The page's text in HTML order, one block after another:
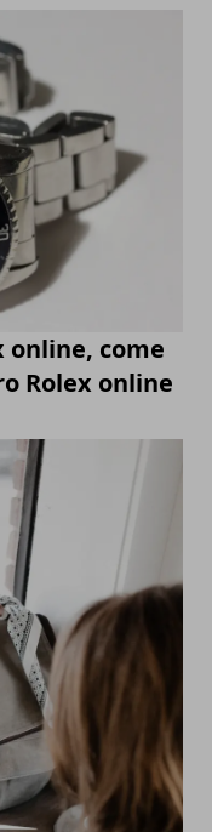
online, come
Rolex online